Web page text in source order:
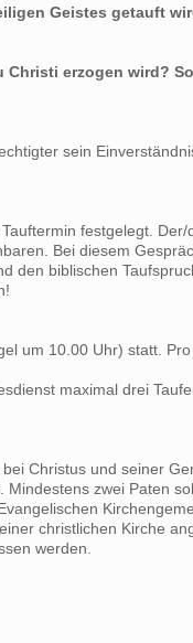
Geistes getauft
erzogen wird?
sein
festgelegt. Der/
Bei diesem
den biblischen
um 10.00 Uhr) statt.
maximal drei
Christus und seiner
zwei Paten
christlichen Kirche
werden.